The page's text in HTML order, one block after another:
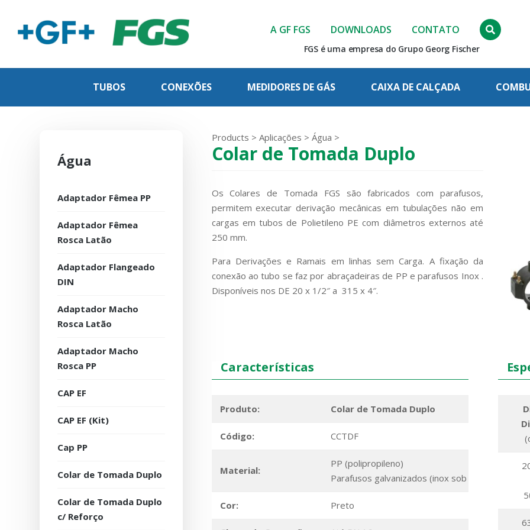
A GF FGS DOWNLOADS CONTATO
FGS é uma empresa do Grupo Georg Fischer
TUBOS CONEXÕES MEDIDORES DE GÁS CAIXA DE CALÇADA
Água
Adaptador Fêmea PP
Adaptador Fêmea
Rosca Latão
Adaptador Flangeado
DIN
Adaptador Macho
Rosca Latão
Adaptador Macho
Rosca PP
CAP EF
CAP EF (Kit)
Cap PP
Colar de Tomada Duplo
Colar de Tomada Duplo
c/ Reforço
Products > Aplicações > Água >
Colar de Tomada Duplo
Os Colares de Tomada FGS são fabricados com parafusos,
permitem executar derivação mecânicas em tubulações não em
cargas em tubos de Polietileno PE com diâmetros externos até
250 mm.
Para Derivações e Ramais em linhas sem Carga. A fixação da
conexão ao tubo se faz por abraçadeiras de PP e parafusos Inox .
Disponíveis nos DE 20 x 1/2″ a 315 x 4″.
Características
Produto: Colar de Tomada Duplo
Código: CCTDF
Material:
PP (polipropileno)
Parafusos galvanizados (inox sob consulta).
Cor: Preto